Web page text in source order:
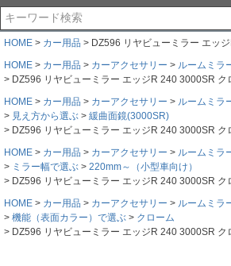
HOME カー用品
DZ596 リヤビューミラー エッ
HOME
カー用品 カーアクセサリー
ルームミラ
DZ596 リヤビューミラー エッジR 240 3000SR ク
HOME
カー用品 カーアクセサリー
ルームミラ
見え方から選ぶ
緩曲面鏡(3000SR)
DZ596 リヤビューミラー エッジR 240 3000SR ク
HOME
カー用品 カーアクセサリー
ルームミラ
ミラー幅で選ぶ
220mm～（小型車向け）
DZ596 リヤビューミラー エッジR 240 3000SR ク
HOME
カー用品 カーアクセサリー
ルームミラ
機能（表面カラー）で選ぶ
クローム
DZ596 リヤビューミラー エッジR 240 3000SR ク